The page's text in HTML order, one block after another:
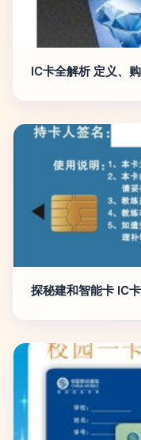
IC卡全解析 定义、
探秘建和智能卡 IC